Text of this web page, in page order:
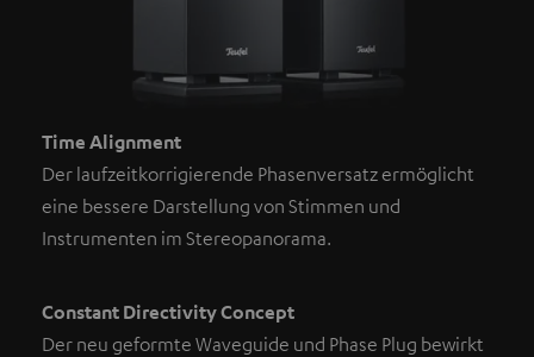
Time Alignment
Der laufzeitkorrigierende Phasenversatz ermöglicht
eine bessere Darstellung von Stimmen und
Instrumenten im Stereopanorama.
Constant Directivity Concept
Der neu geformte Waveguide und Phase Plug bewirkt